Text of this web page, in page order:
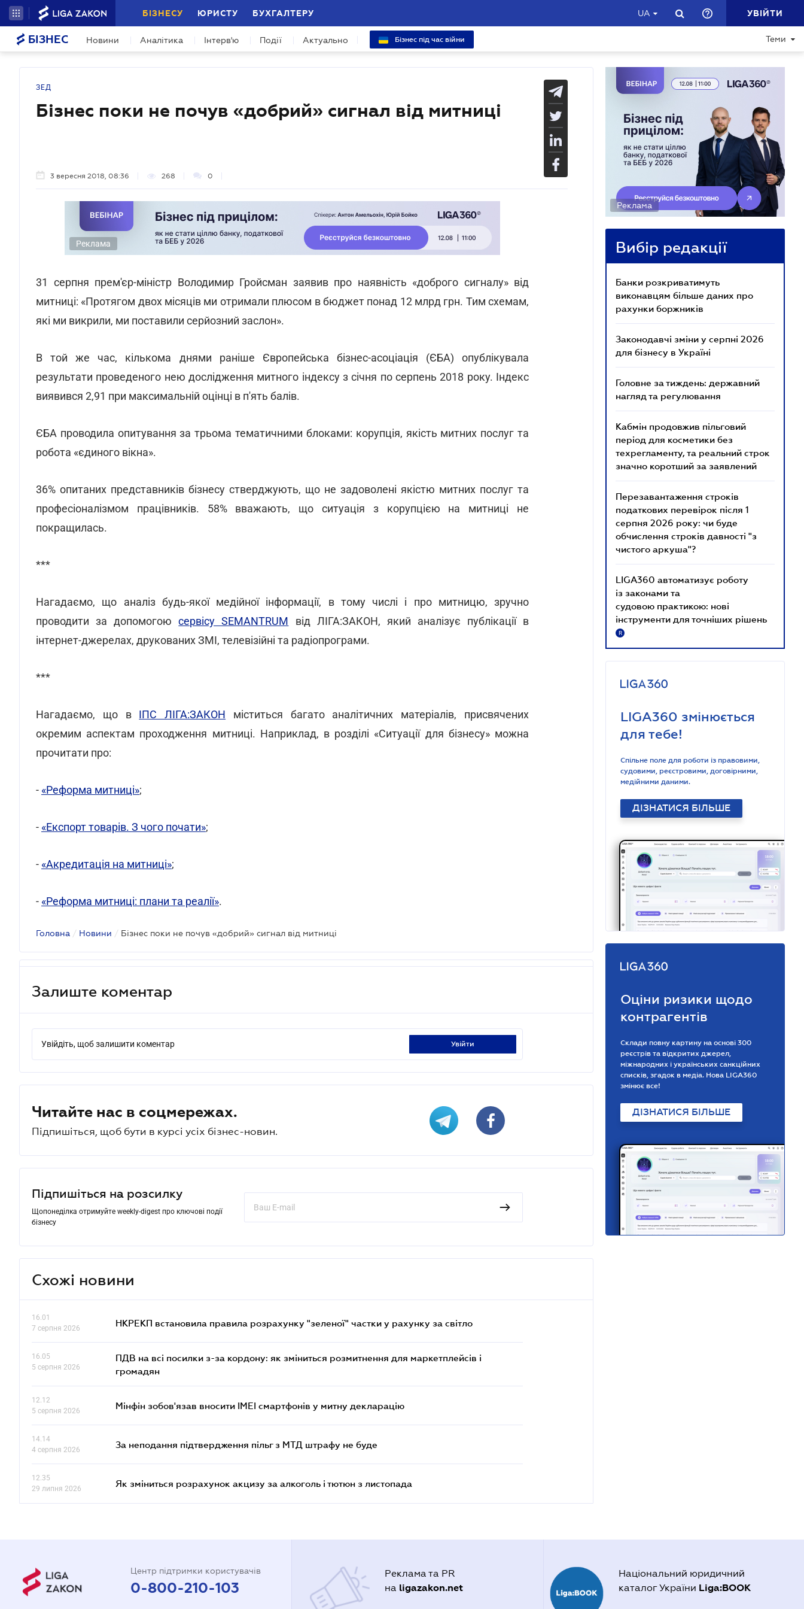
БІЗНЕСУ ЮРИСТУ БУХГАЛТЕРУ UA УВІЙТИ
БІЗНЕС Новини Аналітика Інтерв'ю Події Актуально Бізнес під час війни Теми
ЗЕД
Бізнес поки не почув «добрий» сигнал від митниці
3 вересня 2018, 08:36 268 0
Реклама
31 серпня прем'єр-міністр Володимир Гройсман заявив про наявність «доброго сигналу» від
митниці: «Протягом двох місяців ми отримали плюсом в бюджет понад 12 млрд грн. Тим схемам,
які ми викрили, ми поставили серйозний заслон».
В той же час, кількома днями раніше Європейська бізнес-асоціація (ЄБА) опублікувала
результати проведеного нею дослідження митного індексу з січня по серпень 2018 року. Індекс
виявився 2,91 при максимальній оцінці в п'ять балів.
ЄБА проводила опитування за трьома тематичними блоками: корупція, якість митних послуг та
робота «єдиного вікна».
36% опитаних представників бізнесу стверджують, що не задоволені якістю митних послуг та
професіоналізмом працівників. 58% вважають, що ситуація з корупцією на митниці не
покращилась.
***
Нагадаємо, що аналіз будь-якої медійної інформації, в тому числі і про митницю, зручно
проводити за допомогоюсервісу SEMANTRUM від ЛІГА:ЗАКОН, який аналізує публікації в
інтернет-джерелах, друкованих ЗМІ, телевізійні та радіопрограми.
***
Нагадаємо, що в ІПС ЛІГА:ЗАКОН міститься багато аналітичних матеріалів, присвячених
окремим аспектам проходження митниці. Наприклад, в розділі «Ситуації для бізнесу» можна
прочитати про:
- «Реформа митниці»;
- «Експорт товарів. З чого почати»;
- «Акредитація на митниці»;
- «Реформа митниці: плани та реалії».
Головна / Новини / Бізнес поки не почув «добрий» сигнал від митниці
Залиште коментар
Увійдіть, щоб залишити коментар увійти
Читайте нас в соцмережах.
Підпишіться, щоб бути в курсі усіх бізнес-новин.
Підпишіться на розсилку
Щопонеділка отримуйте weekly-digest про ключові події
бізнесу
Схожі новини
16.01
7 серпня 2026
НКРЕКП встановила правила розрахунку "зеленої" частки у рахунку за світло
16.05
5 серпня 2026
ПДВ на всі посилки з-за кордону: як зміниться розмитнення для маркетплейсів і
громадян
12.12
5 серпня 2026
Мінфін зобов'язав вносити IMEI смартфонів у митну декларацію
14.14
4 серпня 2026
За неподання підтвердження пільг з МТД штрафу не буде
12.35
29 липня 2026
Як зміниться розрахунок акцизу за алкоголь і тютюн з листопада
Реклама
Вибір редакції
Банки розкриватимуть
виконавцям більше даних про
рахунки боржників
Законодавчі зміни у серпні 2026
для бізнесу в Україні
Головне за тиждень: державний
нагляд та регулювання
Кабмін продовжив пільговий
період для косметики без
техрегламенту, та реальний строк
значно коротший за заявлений
Перезавантаження строків
податкових перевірок після 1
серпня 2026 року: чи буде
обчислення строків давності "з
чистого аркуша"?
LIGA360 автоматизує роботу
із законами та
судовою практикою: нові
інструменти для точніших рішень
R
LIGA360 змінюється
для тебе!
Спільне поле для роботи із правовими,
судовими, реєстровими, договірними,
медійними даними.
ДІЗНАТИСЯ БІЛЬШЕ
Оціни ризики щодо
контрагентів
Склади повну картину на основі 300
реєстрів та відкритих джерел,
міжнародних і українських санкційних
списків, згадок в медіа. Нова LIGA360
змінює все!
ДІЗНАТИСЯ БІЛЬШЕ
Центр підтримки користувачів
0-800-210-103
Реклама та PR
на ligazakon.net
Національний юридичний
каталог України Liga:BOOK